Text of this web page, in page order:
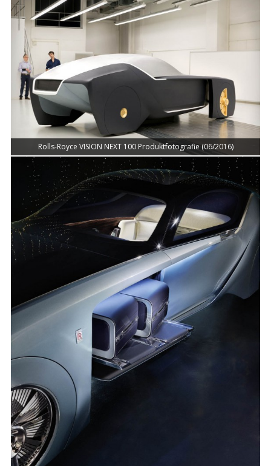
Rolls-Royce VISION NEXT 100 Produktfotografie (06/2016)